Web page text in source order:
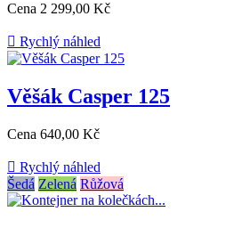
Cena 2 299,00 Kč
 Rychlý náhled
Věšák Casper 125
Cena 640,00 Kč
 Rychlý náhled
Šedá Zelená Růžová